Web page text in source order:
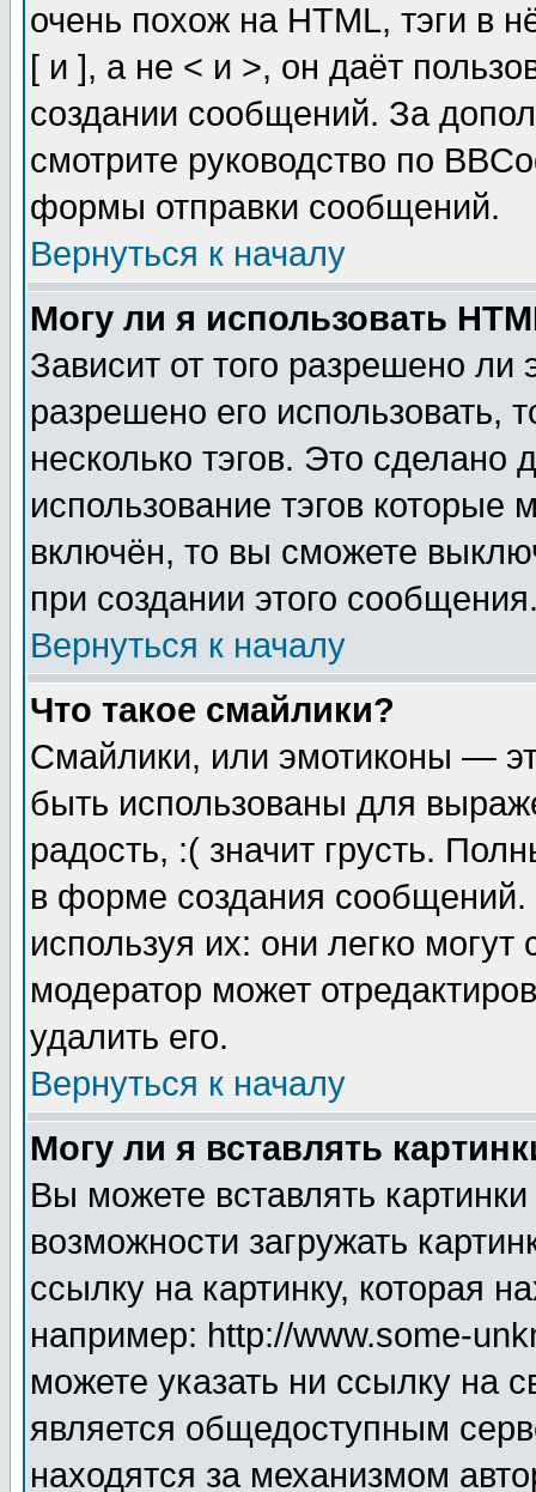
очень похож на HTML, тэги в
[ и ], а не < и >, он даёт
создании сообщений. За
смотрите руководство по
формы отправки сообщений.
Вернуться к началу
Могу ли я использовать
Зависит от того разрешено
разрешено его использовать,
несколько тэгов. Это сделано
использование тэгов
включён, то вы сможете
при создании этого
Вернуться к началу
Что такое смайлики?
Смайлики, или эмотиконы —
быть использованы для
радость, :( значит грусть.
в форме создания сообщений.
используя их: они легко
модератор может
удалить его.
Вернуться к началу
Могу ли я вставлять
Вы можете вставлять
возможности загружать
ссылку на картинку, которая
например: http://www.some-
можете указать ни ссылку на
является общедоступным
находятся за механизмом